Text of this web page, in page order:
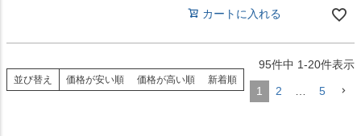
カートに入れる
並び替え 価格が安い順 価格が高い順 新着順
95件中 1-20件表示
1 2 5